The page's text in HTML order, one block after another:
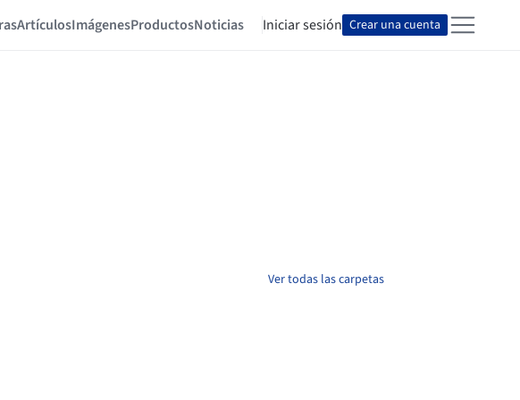
ArtículosImágenesProductosNoticias Iniciar sesión Crear una cuenta
Ver todas las carpetas